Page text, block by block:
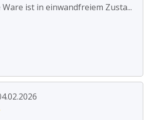
ist in einwandfreiem Zusta...